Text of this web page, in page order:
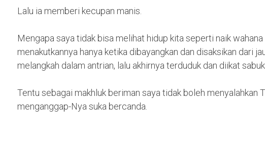
Lalu ia memberi kecupan manis.
Mengapa saya tidak bisa melihat hidup kita seperti naik
menakutkannya hanya ketika dibayangkan dan disaksikan dari
melangkah dalam antrian, lalu akhirnya terduduk dan diikat
Tentu sebagai makhluk beriman saya tidak boleh menyalahkan
menganggap-Nya suka bercanda.